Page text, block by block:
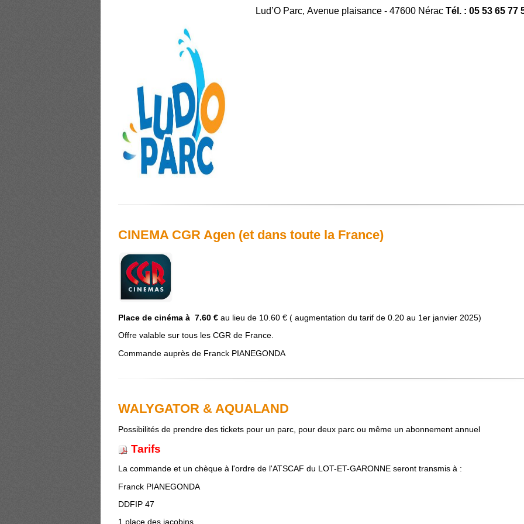
Lud’O Parc, Avenue plaisance - 47600 Nérac Tél. : 05 53 65 77
CINEMA CGR Agen (et dans toute la France)
Place de cinéma à 7.60 € au lieu de 10.60 € ( augmentation du tarif de 0.20 au 1er janvier 2025)
Offre valable sur tous les CGR de France.
Commande auprès de Franck PIANEGONDA
WALYGATOR & AQUALAND
Possibilités de prendre des tickets pour un parc, pour deux parc ou même un abonnement annuel
Tarifs
La commande et un chèque à l'ordre de l'ATSCAF du LOT-ET-GARONNE seront transmis à :
Franck PIANEGONDA
DDFIP 47
1 place des jacobins